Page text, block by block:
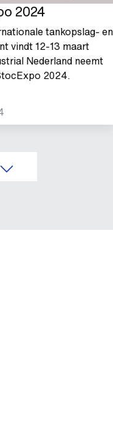
2024
tankopslag- en
vindt 12-13 maart
Nederland neemt
2024.